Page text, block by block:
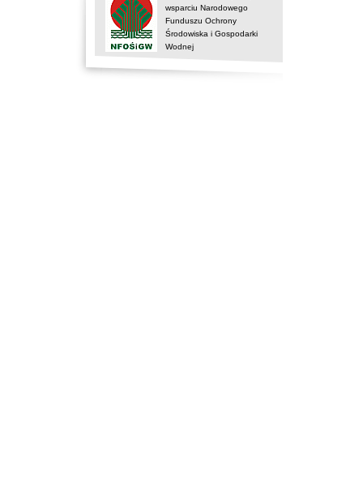
wsparciu Narodowego
Funduszu Ochrony
Środowiska i Gospodarki
Wodnej